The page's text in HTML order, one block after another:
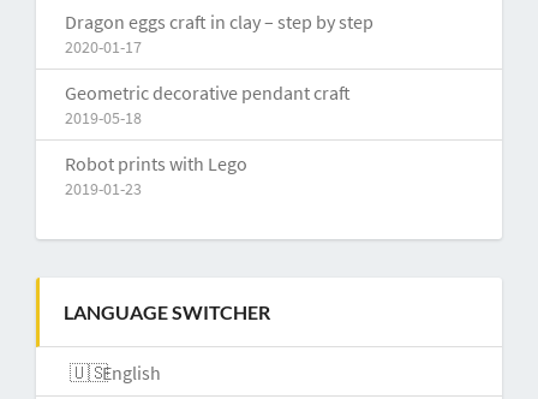
Dragon eggs craft in clay – step by step
2020-01-17
Geometric decorative pendant craft
2019-05-18
Robot prints with Lego
2019-01-23
LANGUAGE SWITCHER
English